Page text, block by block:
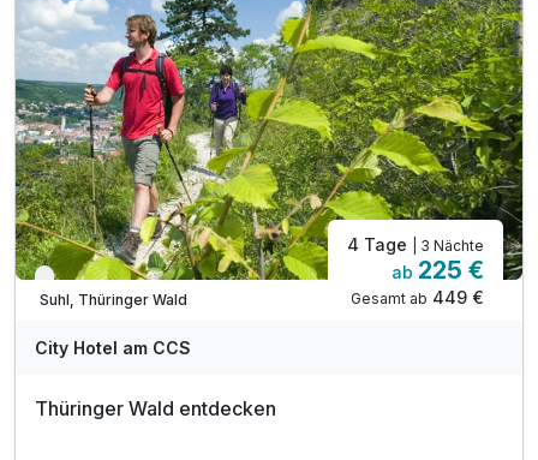
Verfügbar bis Dezember
Suhl, Thüringer Wald
4 Tage | 3 Nächte
ab 225 €
Gesamt ab 449 €
City Hotel am CCS
Thüringer Wald entdecken